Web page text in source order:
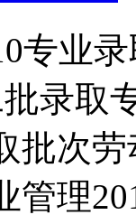
专业
录取
批次劳
管理